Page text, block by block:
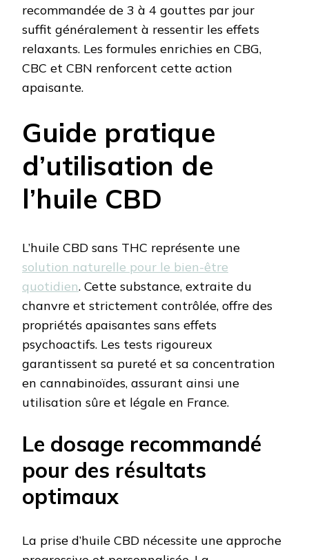
recommandée de 3 à 4 gouttes par jour
suffit généralement à ressentir les effets
relaxants. Les formules enrichies en CBG,
CBC et CBN renforcent cette action
apaisante.
Guide pratique
d’utilisation de
l’huile CBD
L’huile CBD sans THC représente une
solution naturelle pour le bien-être
quotidien. Cette substance, extraite du
chanvre et strictement contrôlée, offre des
propriétés apaisantes sans effets
psychoactifs. Les tests rigoureux
garantissent sa pureté et sa concentration
en cannabinoïdes, assurant ainsi une
utilisation sûre et légale en France.
Le dosage recommandé
pour des résultats
optimaux
La prise d’huile CBD nécessite une approche